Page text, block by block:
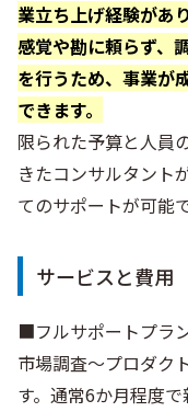
業立ち上げ経験があり
感覚や勘に頼らず、
を行うため、事業が
できます。
限られた予算と人員
きたコンサルタント
てのサポートが可能で
サービスと費用
■フルサポートプラ
市場調査～プロダク
す。通常6か月程度で